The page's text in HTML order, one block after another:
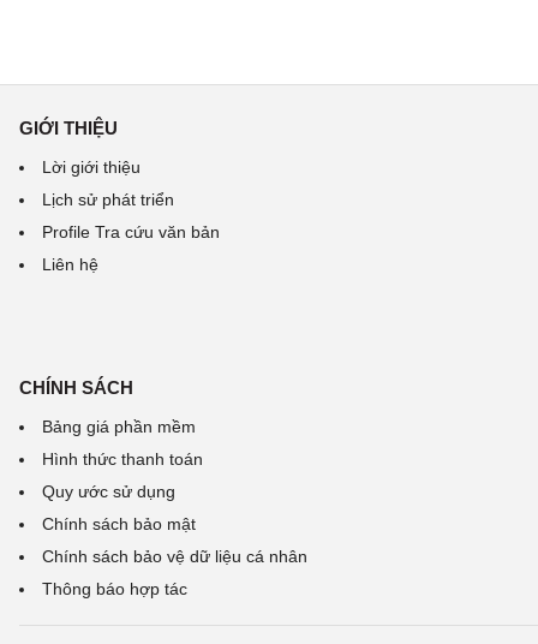
GIỚI THIỆU
Lời giới thiệu
Lịch sử phát triển
Profile Tra cứu văn bản
Liên hệ
CHÍNH SÁCH
Bảng giá phần mềm
Hình thức thanh toán
Quy ước sử dụng
Chính sách bảo mật
Chính sách bảo vệ dữ liệu cá nhân
Thông báo hợp tác